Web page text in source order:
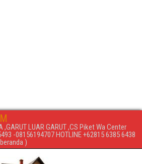
,GARUT LUAR GARUT ,CS Piket Wa Center
-08156194707 HOTLINE +62815 6385 6438
)